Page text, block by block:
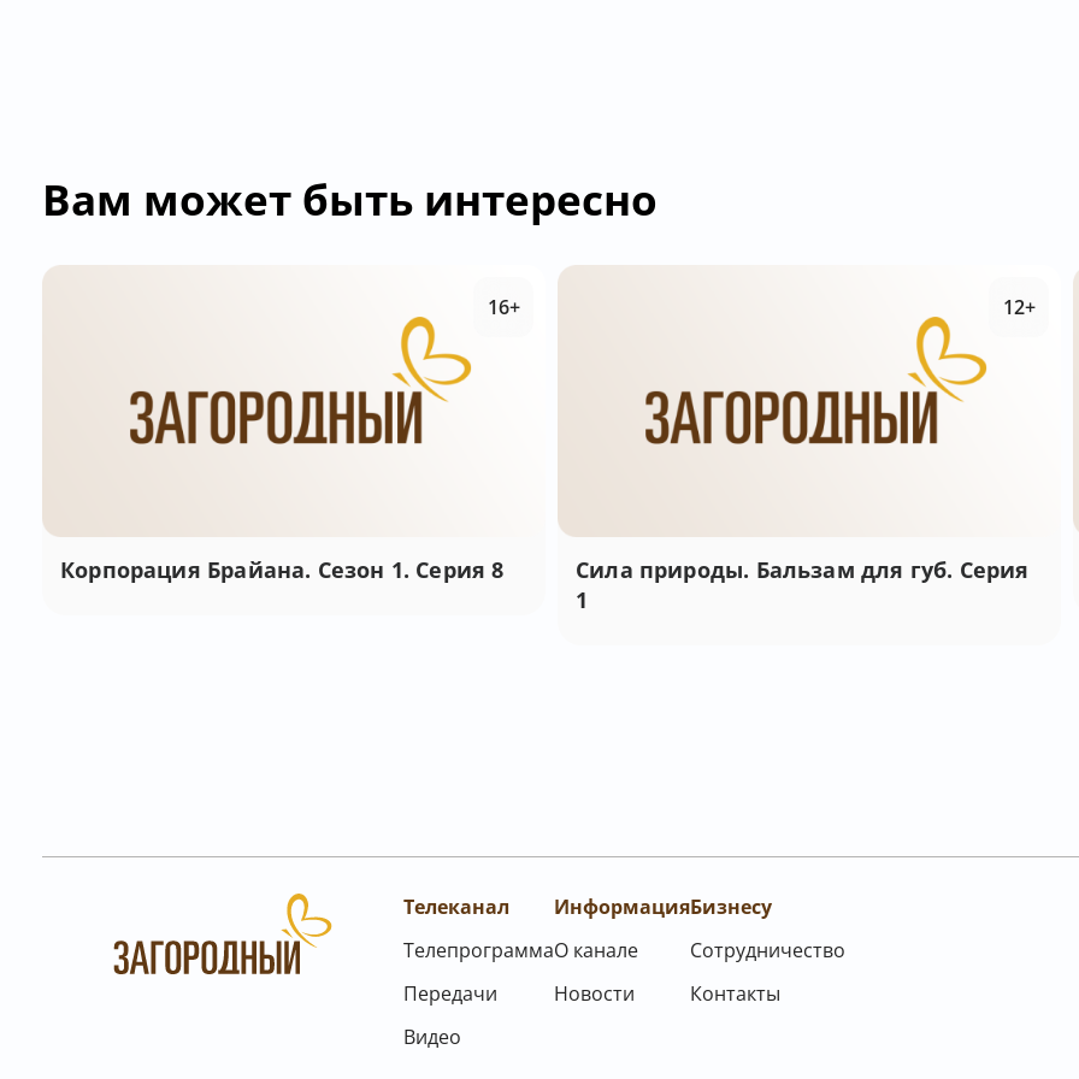
Вам может быть интересно
Корпорация Брайана. Сезон 1. Серия 8
16+
Сила природы. Бальзам для губ. Серия
1
12+
Телеканал
Телепрограмма
Передачи
Видео
Информация
О канале
Новости
Бизнесу
Сотрудничество
Контакты